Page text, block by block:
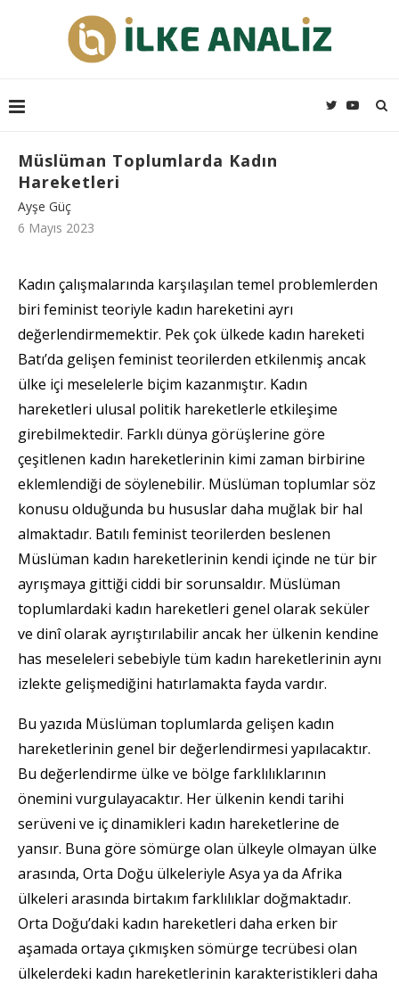
Müslüman Toplumlarda Kadın
Hareketleri
Ayşe Güç
6 Mayıs 2023
Kadın çalışmalarında karşılaşılan temel problemlerden
biri feminist teoriyle kadın hareketini ayrı
değerlendirmemektir. Pek çok ülkede kadın hareketi
Batı’da gelişen feminist teorilerden etkilenmiş ancak
ülke içi meselelerle biçim kazanmıştır. Kadın
hareketleri ulusal politik hareketlerle etkileşime
girebilmektedir. Farklı dünya görüşlerine göre
çeşitlenen kadın hareketlerinin kimi zaman birbirine
eklemlendiği de söylenebilir. Müslüman toplumlar söz
konusu olduğunda bu hususlar daha muğlak bir hal
almaktadır. Batılı feminist teorilerden beslenen
Müslüman kadın hareketlerinin kendi içinde ne tür bir
ayrışmaya gittiği ciddi bir sorunsaldır. Müslüman
toplumlardaki kadın hareketleri genel olarak seküler
ve dinî olarak ayrıştırılabilir ancak her ülkenin kendine
has meseleleri sebebiyle tüm kadın hareketlerinin aynı
izlekte gelişmediğini hatırlamakta fayda vardır.
Bu yazıda Müslüman toplumlarda gelişen kadın
hareketlerinin genel bir değerlendirmesi yapılacaktır.
Bu değerlendirme ülke ve bölge farklılıklarının
önemini vurgulayacaktır. Her ülkenin kendi tarihi
serüveni ve iç dinamikleri kadın hareketlerine de
yansır. Buna göre sömürge olan ülkeyle olmayan ülke
arasında, Orta Doğu ülkeleriyle Asya ya da Afrika
ülkeleri arasında birtakım farklılıklar doğmaktadır.
Orta Doğu’daki kadın hareketleri daha erken bir
aşamada ortaya çıkmışken sömürge tecrübesi olan
ülkelerdeki kadın hareketlerinin karakteristikleri daha